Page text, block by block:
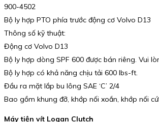
900-4502
Bộ ly hợp PTO phía trước động cơ Volvo D13
Thông số kỹ thuật:
Động cơ Volvo D13
Bộ ly hợp dòng SPF 600 được bán riêng. Vui
Bộ ly hợp có khả năng chịu tải 600 lbs-ft.
Đầu ra mặt lắp bu lông SAE ‘C’ 2/4
Bao gồm khung đỡ, khớp nối xoắn, khớp nối
Máy tiện vít Logan Clutch